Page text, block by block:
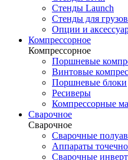
Стенды Launch
Стенды для
Опции и
Компрессорное
Компрессорное
Поршневые
Винтовые
Поршневые блоки
Ресиверы
Компрессорные
Сварочное
Сварочное
Сварочные
Аппараты
Сварочные